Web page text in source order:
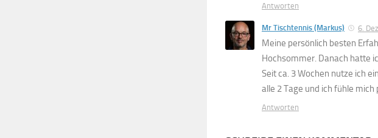
Antworten
Mr Tischtennis (Markus) 6.
Meine persönlich besten
Hochsommer. Danach hatte
Seit ca. 3 Wochen nutze ich
alle 2 Tage und ich fühle mich
Antworten